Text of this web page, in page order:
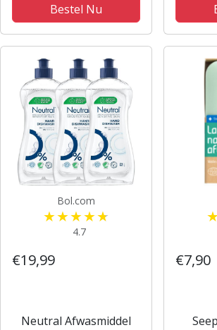
Bestel Nu
Bol.com
4.7
€19,99
Neutral Afwasmiddel
€7,90